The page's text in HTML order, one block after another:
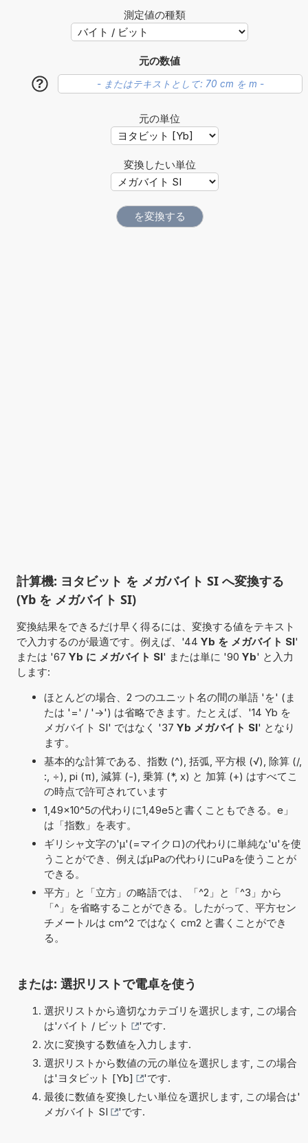
測定値の種類
元の数値
?
元の単位
変換したい単位
計算機: ヨタビット を メガバイト SI へ変換する
(Yb を メガバイト SI)
変換結果をできるだけ早く得るには、変換する値をテキスト
で入力するのが最適です。例えば、'44 Yb を メガバイト SI'
または '67 Yb に メガバイト SI' または単に '90 Yb' と入力
します:
ほとんどの場合、2 つのユニット名の間の単語 'を' (ま
たは '=' / '->') は省略できます。たとえば、'14 Yb を
メガバイト SI' ではなく '37 Yb メガバイト SI' となり
ます。
基本的な計算である、指数 (^), 括弧, 平方根 (√), 除算 (/,
:, ÷), pi (π), 減算 (-), 乗算 (*, x) と 加算 (+) はすべてこ
の時点で許可されています
1,49×10^5の代わりに1,49e5と書くこともできる。e」
は「指数」を表す。
ギリシャ文字の'μ'(=マイクロ)の代わりに単純な'u'を使
うことができ、例えばµPaの代わりにuPaを使うことが
できる。
平方」と「立方」の略語では、「^2」と「^3」から
「^」を省略することができる。したがって、平方セン
チメートルは cm^2 ではなく cm2 と書くことができ
る。
または: 選択リストで電卓を使う
選択リストから適切なカテゴリを選択します, この場合
は'バイト / ビット
'です.
次に変換する数値を入力します.
選択リストから数値の元の単位を選択します, この場合
は' ヨタビット [Yb]
'です.
最後に数値を変換したい単位を選択します, この場合は'
メガバイト SI
'です.